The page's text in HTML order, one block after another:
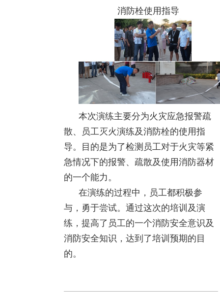
消防栓使用指导
本次演练主要分为火灾应急报警疏
散、员工灭火演练及消防栓的使用指
导。目的是为了检测员工对于火灾等紧
急情况下的报警、疏散及使用消防器材
的一个能力。
在演练的过程中，员工都积极参
与，勇于尝试。通过这次的培训及演
练，提高了员工的一个消防安全意识及
消防安全知识，达到了培训预期的目
的。